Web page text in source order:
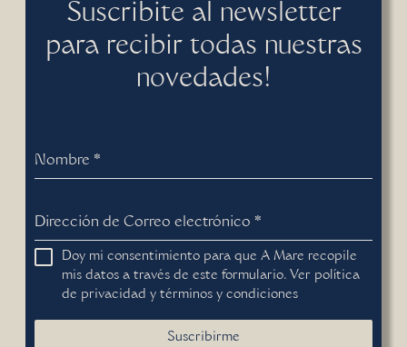
Suscribite al newsletter
para recibir todas nuestras
novedades!
Nombre *
Dirección de Correo electrónico *
Doy mi consentimiento para que A Mare recopile
mis datos a través de este formulario. Ver política
de privacidad ytérminos y condiciones
Suscribirme